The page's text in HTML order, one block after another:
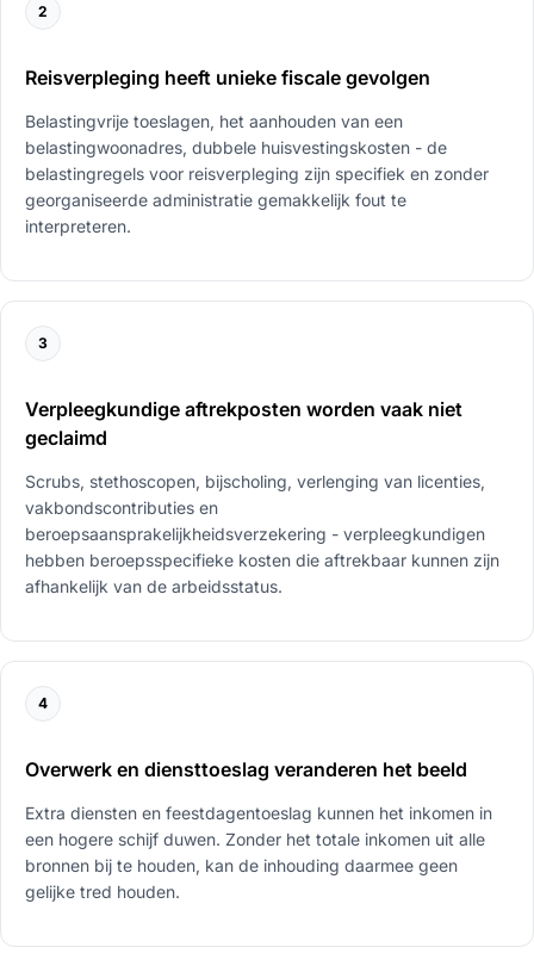
2
Reisverpleging heeft unieke fiscale gevolgen
Belastingvrije toeslagen, het aanhouden van een
belastingwoonadres, dubbele huisvestingskosten - de
belastingregels voor reisverpleging zijn specifiek en zonder
georganiseerde administratie gemakkelijk fout te
interpreteren.
3
Verpleegkundige aftrekposten worden vaak niet
geclaimd
Scrubs, stethoscopen, bijscholing, verlenging van licenties,
vakbondscontributies en
beroepsaansprakelijkheidsverzekering - verpleegkundigen
hebben beroepsspecifieke kosten die aftrekbaar kunnen zijn
afhankelijk van de arbeidsstatus.
4
Overwerk en diensttoeslag veranderen het beeld
Extra diensten en feestdagentoeslag kunnen het inkomen in
een hogere schijf duwen. Zonder het totale inkomen uit alle
bronnen bij te houden, kan de inhouding daarmee geen
gelijke tred houden.